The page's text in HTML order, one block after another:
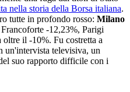
nella storia della Borsa italiana.
tutte in profondo rosso: Milano
Francoforte -12,23%, Parigi
il -10%. Fu costretta a
un'intervista televisiva, un
suo rapporto difficile con i